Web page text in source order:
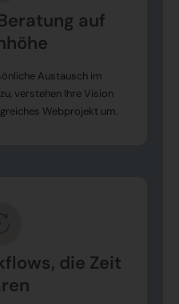
auf
Austausch im
verstehen Ihre Vision
Webprojekt um.
die Zeit